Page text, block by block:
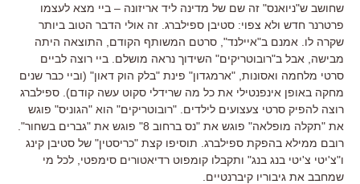
שחושב ש"ניואנס" זה שם של מדינה ליד אריזונה – ביי מצא לעצמו
פרטרנר חדש ולא צפוי: סטיבן ספילברג. זה אולי הדבר הטוב ביותר
שקרה לו. אמנם ב"איילנד", סרטם המשותף הקודם, התוצאה היתה
מבישה, אבל ב"רובוטריקים" השידוך נראה מושלם. ביי רוצה לביים
סרטי מלחמה ואסונות, "ארמגדון" פינת "בלק הוק דאון" (וביי כבר שנים
מחקה באופן אינפנטילי את כל מה שרידלי סקוט עשה קודם). ספילברג
רוצה להפיק סרטי צעצועים לילדים. "רובוטריקים" הוא "הגוניס" פוגש
את "תקלה מופלאה" פוגש את "נס ברחוב 8" פוגש את "גברים בשחור".
רובם ממילא בהפקת ספילברג. תוסיפו קצת "כריסטין" של סטיבן קינג
ו"צ'יטי צ'יטי בנג בנג" ותקבלו קומפוט רדיאטורים סימפטי, לכל מי
שמחבב את גיבוריו קיברנטיים.